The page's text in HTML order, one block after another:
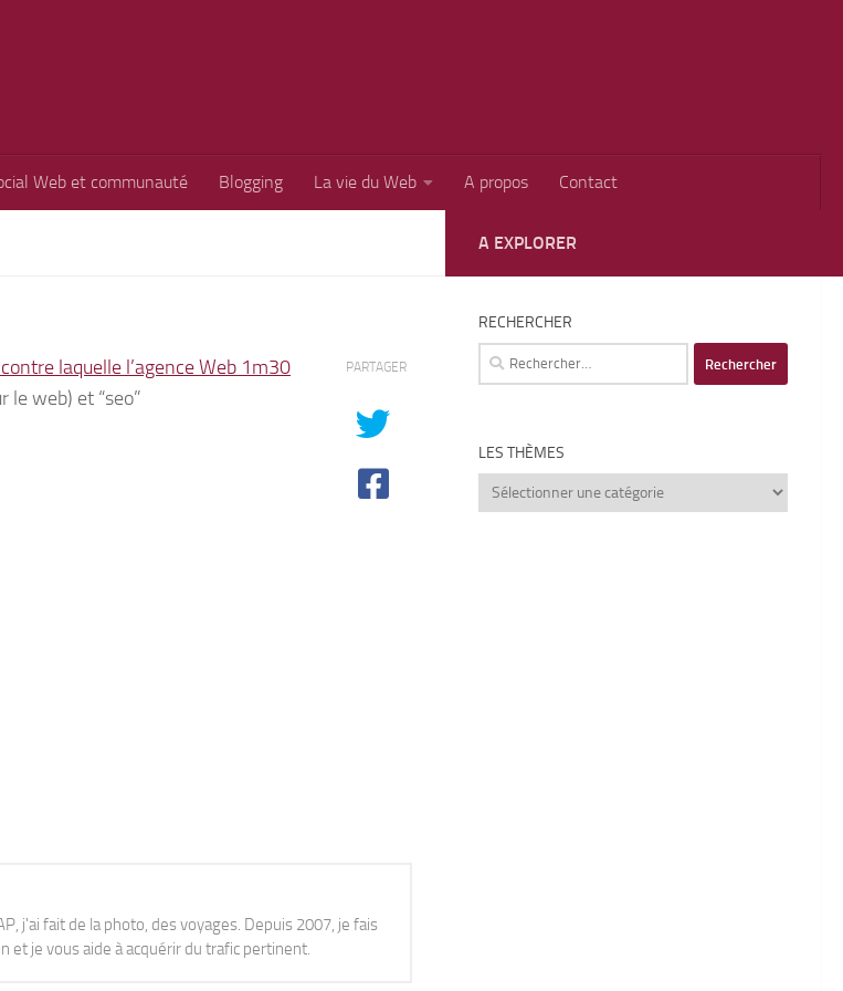
Web et communauté Blogging La vie du Web A propos Contact
laquelle l’agence Web 1m30
le web) et “seo”
PARTAGER
j'ai fait de la photo, des voyages. Depuis 2007, je fais
et je vous aide à acquérir du trafic pertinent.
A EXPLORER
RECHERCHER
Rechercher :
LES THÈMES
Les
thèmes